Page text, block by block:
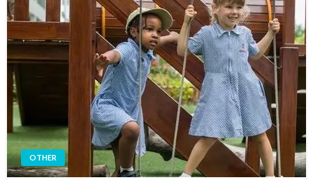
OTHER